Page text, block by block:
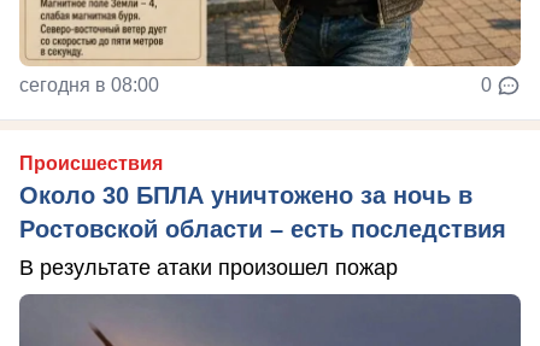
сегодня в 08:00 0
Происшествия
Около 30 БПЛА уничтожено за ночь в
Ростовской области – есть последствия
В результате атаки произошел пожар